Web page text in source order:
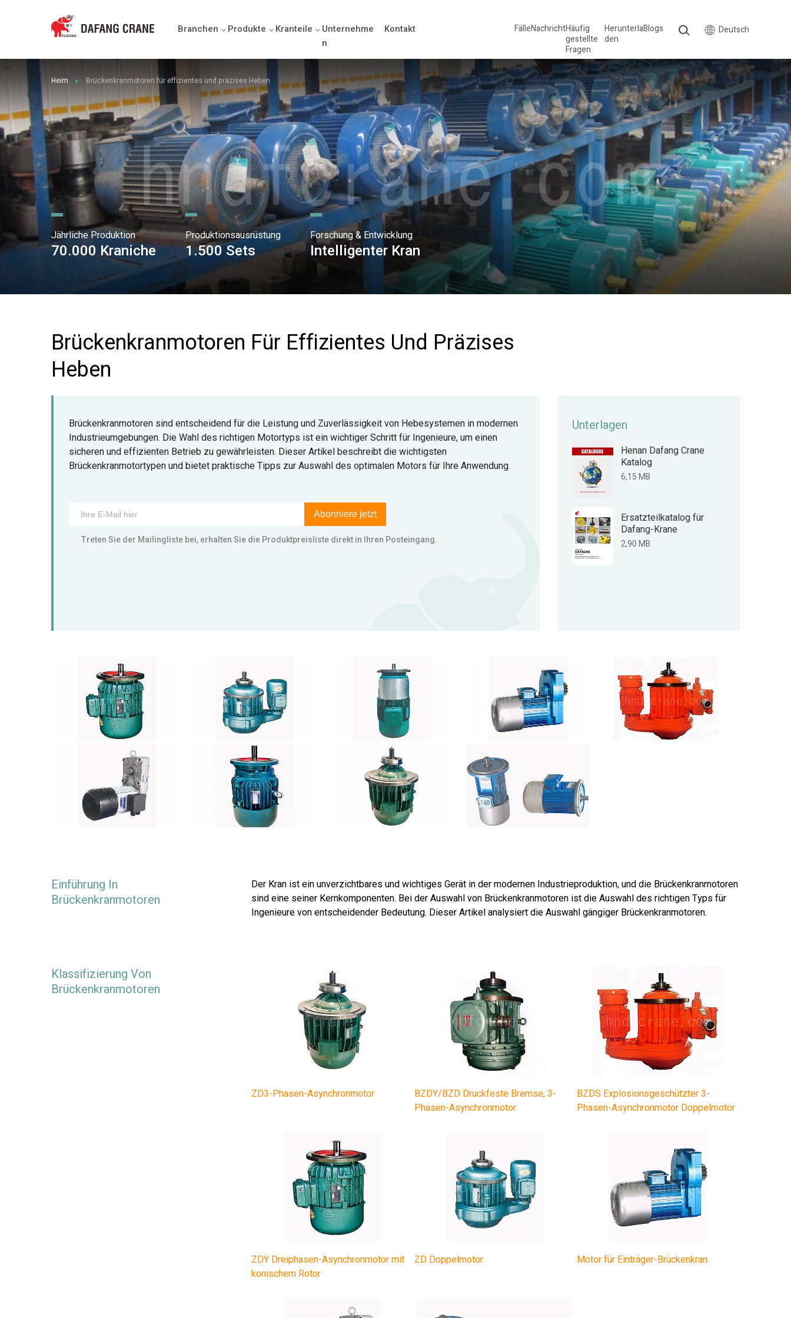
Branchen Produkte Kranteile
Unternehme
n
Kontakt FälleNachrichtHäufig
gestellte
Fragen
Herunterla
den
Blogs Deutsch
Heim ► Brückenkranmotoren für effizientes und präzises Heben
Jährliche Produktion
70.000 Kraniche
Produktionsausrüstung
1.500 Sets
Forschung & Entwicklung
Intelligenter Kran
Brückenkranmotoren Für Effizientes Und Präzises
Heben
Brückenkranmotoren sind entscheidend für die Leistung und Zuverlässigkeit von Hebesystemen in modernen
Industrieumgebungen. Die Wahl des richtigen Motortyps ist ein wichtiger Schritt für Ingenieure, um einen
sicheren und effizienten Betrieb zu gewährleisten. Dieser Artikel beschreibt die wichtigsten
Brückenkranmotortypen und bietet praktische Tipps zur Auswahl des optimalen Motors für Ihre Anwendung.
Abonniere jetzt
Treten Sie der Mailingliste bei, erhalten Sie die Produktpreisliste direkt in Ihren Posteingang.
Unterlagen
Henan Dafang Crane
Katalog
6,15 MB
Ersatzteilkatalog für
Dafang-Krane
2,90 MB
Einführung In
Brückenkranmotoren
Der Kran ist ein unverzichtbares und wichtiges Gerät in der modernen Industrieproduktion, und die Brückenkranmotoren
sind eine seiner Kernkomponenten. Bei der Auswahl von Brückenkranmotoren ist die Auswahl des richtigen Typs für
Ingenieure von entscheidender Bedeutung. Dieser Artikel analysiert die Auswahl gängiger Brückenkranmotoren.
Klassifizierung Von
Brückenkranmotoren
ZD3-Phasen-Asynchronmotor
BZDY/BZD Druckfeste Bremse, 3-
Phasen-Asynchronmotor
BZDS Explosionsgeschützter 3-
Phasen-Asynchronmotor Doppelmotor
ZDY Dreiphasen-Asynchronmotor mit
konischem Rotor
ZD Doppelmotor Motor für Einträger-Brückenkran